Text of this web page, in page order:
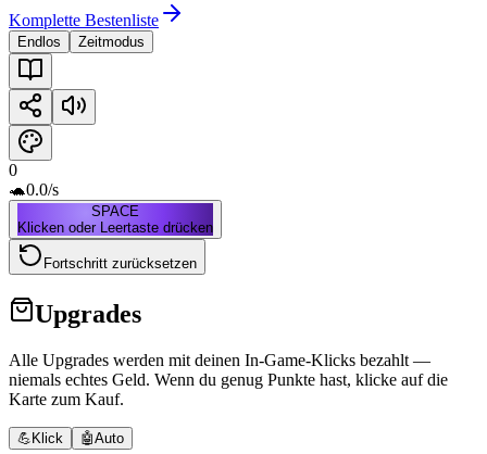
Komplette Bestenliste
Endlos Zeitmodus
0
🐢0.0/s
SPACE
Klicken oder Leertaste drücken
Fortschritt zurücksetzen
Upgrades
Alle Upgrades werden mit deinen In-Game-Klicks bezahlt —
niemals echtes Geld. Wenn du genug Punkte hast, klicke auf die
Karte zum Kauf.
💪Klick 🤖Auto